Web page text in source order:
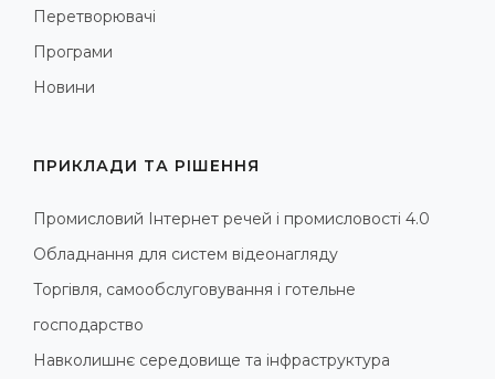
Перетворювачі
Програми
Новини
ПРИКЛАДИ ТА РІШЕННЯ
Промисловий Інтернет речей і промисловості 4.0
Обладнання для систем відеонагляду
Торгівля, самообслуговування і готельне
господарство
Навколишнє середовище та інфраструктура